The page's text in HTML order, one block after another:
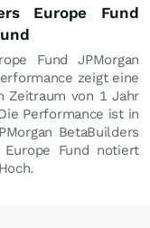
Europe Fund
Fund JPMorgan
zeigt eine
Zeitraum von 1 Jahr
Performance ist in
BetaBuilders
Europe Fund notiert